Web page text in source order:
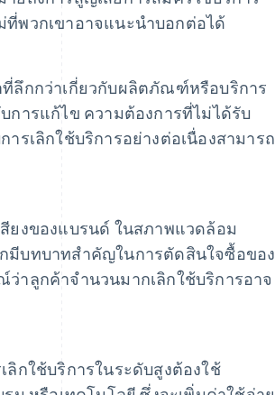
พวกเขาอาจแนะนำบอกต่อได้
ที่ลึกกว่าเกี่ยวกับผลิตภัณฑ์หรือบริการ
การแก้ไข ความต้องการที่ไม่ได้รับ
รเลิกใช้บริการอย่างต่อเนื่องสามารถ
ยงของแบรนด์ ในสภาพแวดล้อม
มีบทบาทสําคัญในการตัดสินใจซื้อของ
าลูกค้าจํานวนมากเลิกใช้บริการอาจ
ลิกใช้บริการในระดับสูงต้องใช้